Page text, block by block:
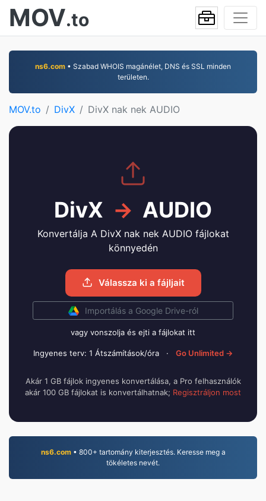
MOV.to
ns6.com • Szabad WHOIS magánélet, DNS és SSL minden
területen.
MOV.to DivX DivX nak nek AUDIO
DivX → AUDIO
Konvertálja A DivX nak nek AUDIO fájlokat
könnyedén
Válassza ki a fájljait
Importálás a Google Drive-ról
vagy vonszolja és ejti a fájlokat itt
Ingyenes terv: 1 Átszámítások/óra · Go Unlimited →
Akár 1 GB fájlok ingyenes konvertálása, a Pro felhasználók
akár 100 GB fájlokat is konvertálhatnak; Regisztráljon most
ns6.com• 800+ tartomány kiterjesztés. Keresse meg a
tökéletes nevét.